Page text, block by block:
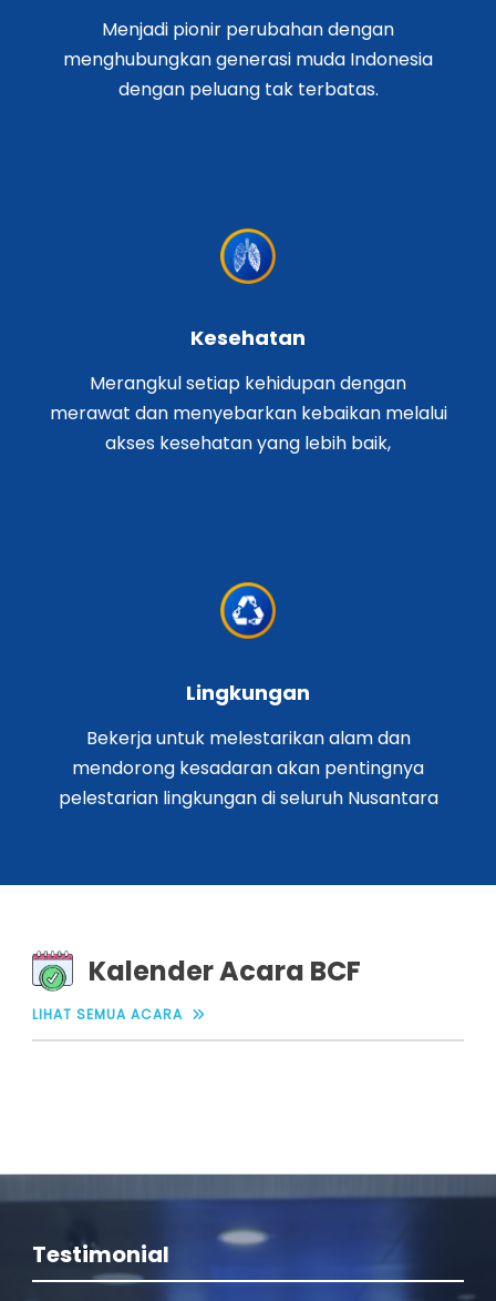
Menjadi pionir perubahan dengan
menghubungkan generasi muda Indonesia
dengan peluang tak terbatas.
Kesehatan
Merangkul setiap kehidupan dengan
merawat dan menyebarkan kebaikan melalui
akses kesehatan yang lebih baik,
Lingkungan
Bekerja untuk melestarikan alam dan
mendorong kesadaran akan pentingnya
pelestarian lingkungan di seluruh Nusantara
Kalender Acara BCF
LIHAT SEMUA ACARA
Testimonial